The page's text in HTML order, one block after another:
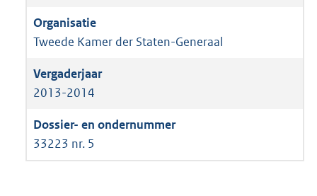
Tweede Kamer der Staten-Generaal
2013-2014
33223 nr. 5